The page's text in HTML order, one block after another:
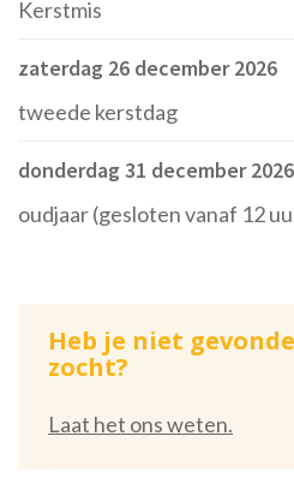
Kerstmis
zaterdag 26 december 2026
tweede kerstdag
donderdag 31 december 2026
oudjaar (gesloten vanaf 12
Heb je niet
zocht?
Laat het ons weten.